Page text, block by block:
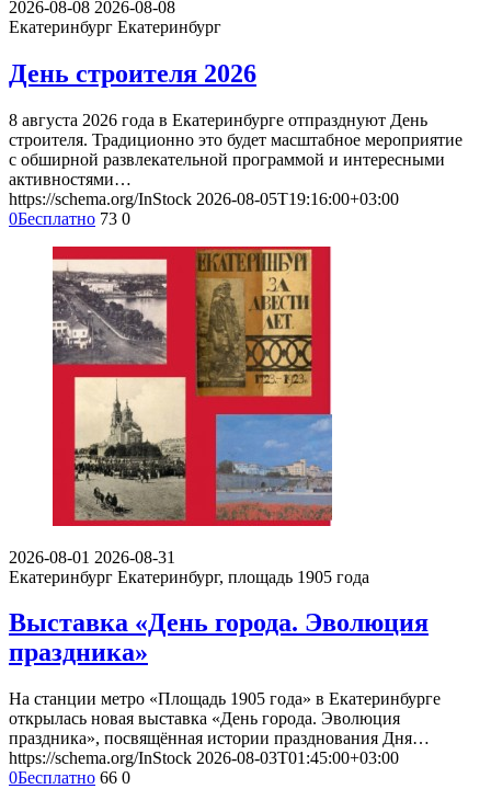
2026-08-08 2026-08-08
Екатеринбург Екатеринбург
День строителя 2026
8 августа 2026 года в Екатеринбурге отпразднуют День
строителя. Традиционно это будет масштабное мероприятие
с обширной развлекательной программой и интересными
активностями…
https://schema.org/InStock 2026-08-05T19:16:00+03:00
0Бесплатно 73 0
2026-08-01 2026-08-31
Екатеринбург Екатеринбург, площадь 1905 года
Выставка «День города. Эволюция
праздника»
На станции метро «Площадь 1905 года» в Екатеринбурге
открылась новая выставка «День города. Эволюция
праздника», посвящённая истории празднования Дня…
https://schema.org/InStock 2026-08-03T01:45:00+03:00
0Бесплатно 66 0